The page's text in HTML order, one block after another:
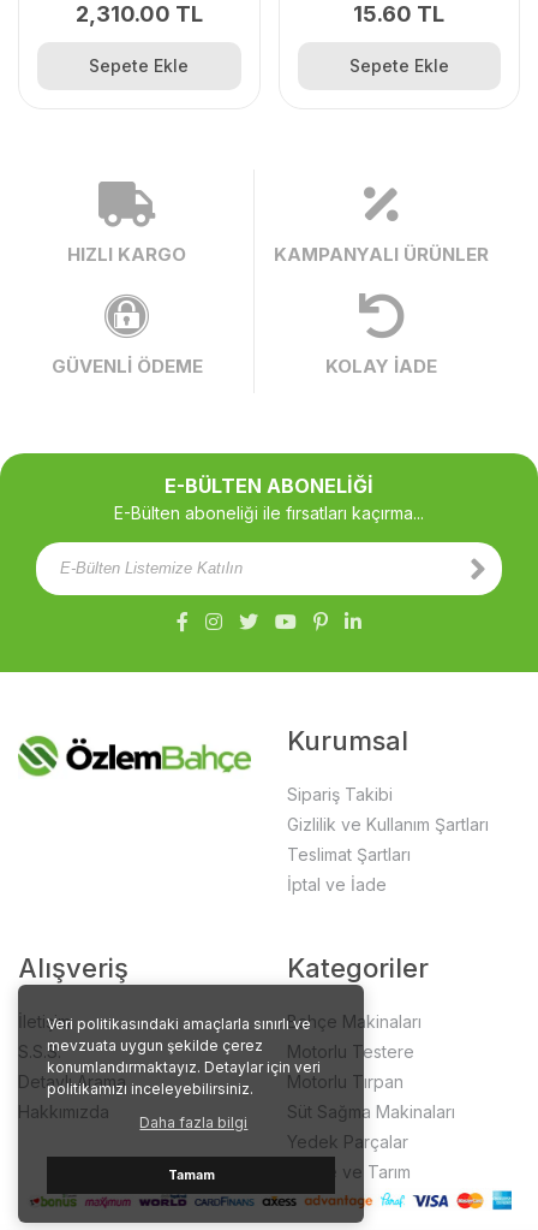
Veri politikasındaki amaçlarla sınırlı ve
mevzuata uygun şekilde çerez
konumlandırmaktayız. Detaylar için veri
politikamızı inceleyebilirsiniz.
Daha fazla bilgi
Tamam
2,310.00 TL
Sepete Ekle
15.60 TL
Sepete Ekle
HIZLI KARGO KAMPANYALI ÜRÜNLER
GÜVENLİ ÖDEME KOLAY İADE
E-BÜLTEN ABONELİĞİ
E-Bülten aboneliği ile fırsatları kaçırma...
Kurumsal
Sipariş Takibi
Gizlilik ve Kullanım Şartları
Teslimat Şartları
İptal ve İade
Alışveriş
İletişim
S.S.S.
Detaylı Arama
Hakkımızda
Kategoriler
Bahçe Makinaları
Motorlu Testere
Motorlu Tırpan
Süt Sağma Makinaları
Yedek Parçalar
Bahçe ve Tarım